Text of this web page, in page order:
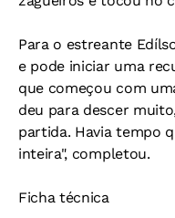
Para o estreante
e pode iniciar uma
que começou com
deu para descer
partida. Havia tempo
inteira", completou.
Ficha técnica